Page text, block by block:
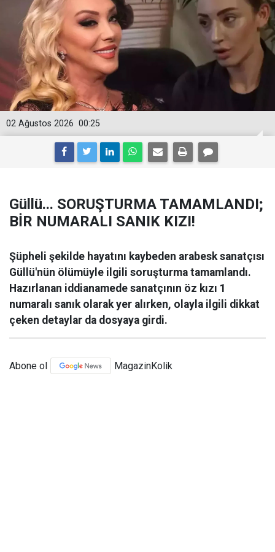
00:25
02 Ağustos 2026
Güllü... SORUŞTURMA TAMAMLANDI;
BİR NUMARALI SANIK KIZI!
Şüpheli şekilde hayatını kaybeden arabesk sanatçısı
Güllü'nün ölümüyle ilgili soruşturma tamamlandı.
Hazırlanan iddianamede sanatçının öz kızı 1
numaralı sanık olarak yer alırken, olayla ilgili dikkat
çeken detaylar da dosyaya girdi.
Abone ol MagazinKolik